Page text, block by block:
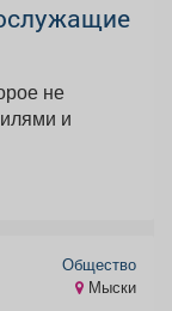
не
и
Общество
Мыски